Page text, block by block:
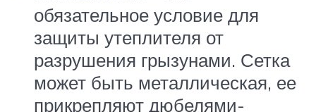
обязательное условие для
защиты утеплителя от
разрушения грызунами. Сетка
может быть металлическая, ее
прикрепляют дюбелями-